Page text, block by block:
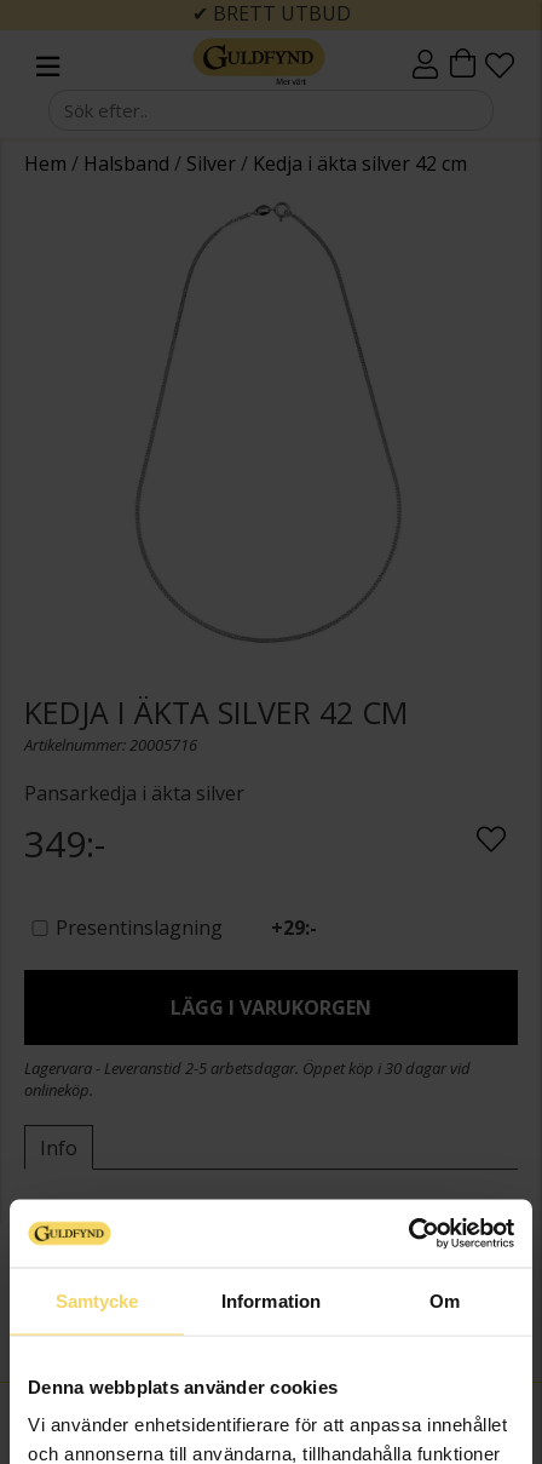
Samtycke Information Om
Denna webbplats använder cookies
Vi använder enhetsidentifierare för att anpassa innehållet
och annonserna till användarna, tillhandahålla funktioner
✔ BRETT UTBUD
Hem / Halsband / Silver/ Kedja i äkta silver 42 cm
KEDJA I ÄKTA SILVER 42 CM
Artikelnummer: 20005716
Pansarkedja i äkta silver
349:-
Presentinslagning +29:-
LÄGG I VARUKORGEN
Lagervara - Leveranstid 2-5 arbetsdagar. Öppet köp i 30 dagar vid
onlineköp.
Info
Bredd ca (mm)
1,6
Längd ca (cm)
Material
Silver
Kedjemodell
FINNS OCKSÅ SOM